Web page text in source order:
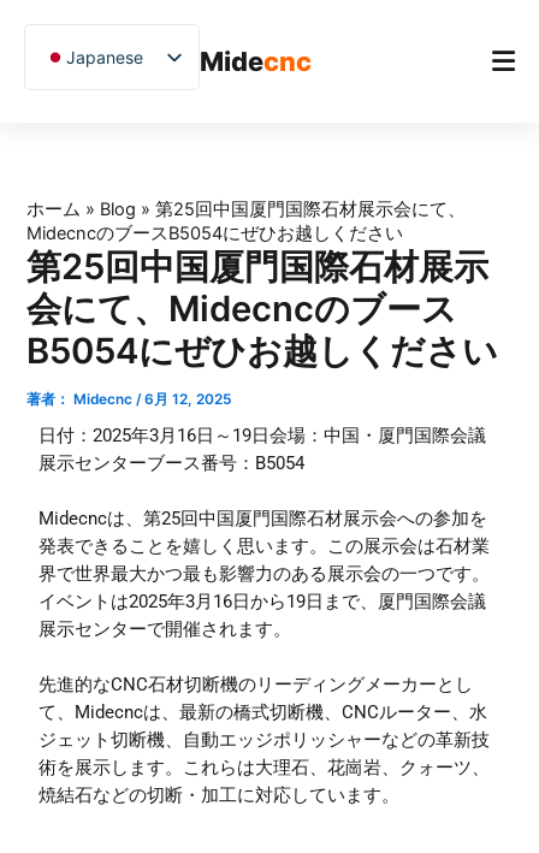
Midecnc
製品（せいひん）
アプリケーション
Blog
ケーススタディ
サポート
Japanese
English
German
French
Spanish
Arabic
Polish
ホーム » Blog »第25回中国厦門国際石材展示会にて、
MidecncのブースB5054にぜひお越しください
第25回中国厦門国際石材展示
会にて、Midecncのブース
B5054にぜひお越しください
著者：Midecnc /6月 12, 2025
日付：2025年3月16日～19日会場：中国・厦門国際会議
展示センターブース番号：B5054
Midecncは、第25回中国厦門国際石材展示会への参加を
発表できることを嬉しく思います。この展示会は石材業
界で世界最大かつ最も影響力のある展示会の一つです。
イベントは2025年3月16日から19日まで、厦門国際会議
展示センターで開催されます。
先進的なCNC石材切断機のリーディングメーカーとし
て、Midecncは、最新の橋式切断機、CNCルーター、水
ジェット切断機、自動エッジポリッシャーなどの革新技
術を展示します。これらは大理石、花崗岩、クォーツ、
焼結石などの切断・加工に対応しています。